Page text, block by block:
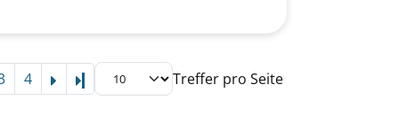
4 Letzte Seite Treffer pro Seite